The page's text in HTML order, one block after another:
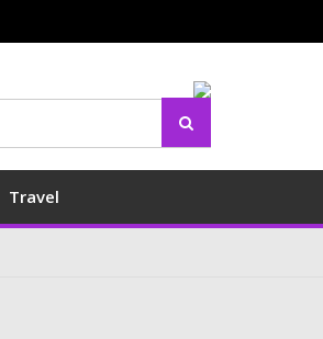
Search
Travel